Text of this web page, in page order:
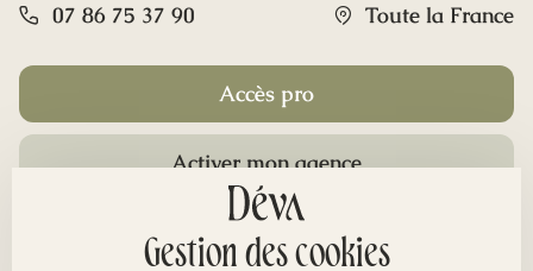
07 86 75 37 90 Toute la France
Accès pro
Activer mon agence
Gestion des cookies